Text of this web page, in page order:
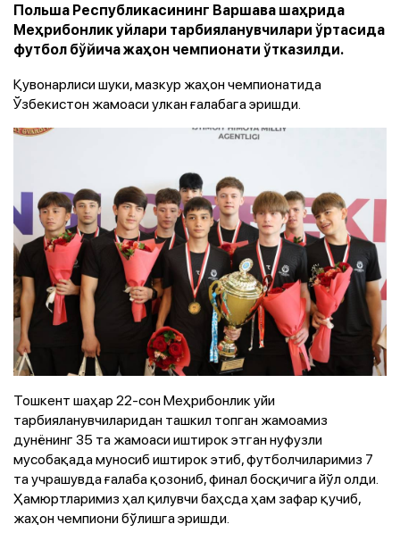
Польша Республикасининг Варшава шаҳрида
Меҳрибонлик уйлари тарбияланувчилари ўртасида
футбол бўйича жаҳон чемпионати ўтказилди.
Қувонарлиси шуки, мазкур жаҳон чемпионатида
Ўзбекистон жамоаси улкан ғалабага эришди.
Тошкент шаҳар 22-сон Меҳрибонлик уйи
тарбияланувчиларидан ташкил топган жамоамиз
дунёнинг 35 та жамоаси иштирок этган нуфузли
мусобақада муносиб иштирок этиб, футболчиларимиз 7
та учрашувда ғалаба қозониб, финал босқичига йўл олди.
Ҳамюртларимиз ҳал қилувчи баҳсда ҳам зафар қучиб,
жаҳон чемпиони бўлишга эришди.